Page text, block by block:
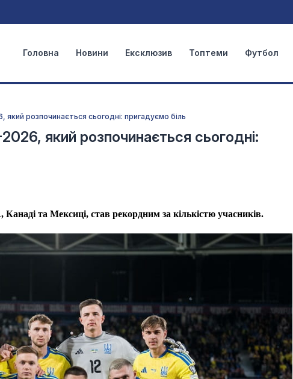
Головна Новини Ексклюзив Топтеми Футбол
який розпочинається сьогодні: пригадуємо біль
який розпочинається сьогодні:
та Мексиці, став рекордним за кількістю учасників.